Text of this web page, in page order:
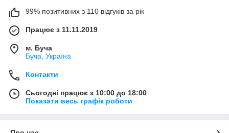
99% позитивних з 110 відгуків за рік
Працює з 11.11.2019
м. Буча
Буча, Україна
Контакти
Сьогодні працює з 10:00 до 18:00
Показати весь графік роботи